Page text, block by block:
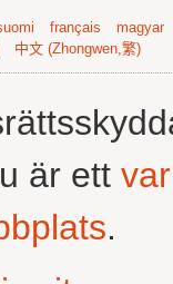
français
magyar
中文 (Zhongwen,繁)
är ett
.